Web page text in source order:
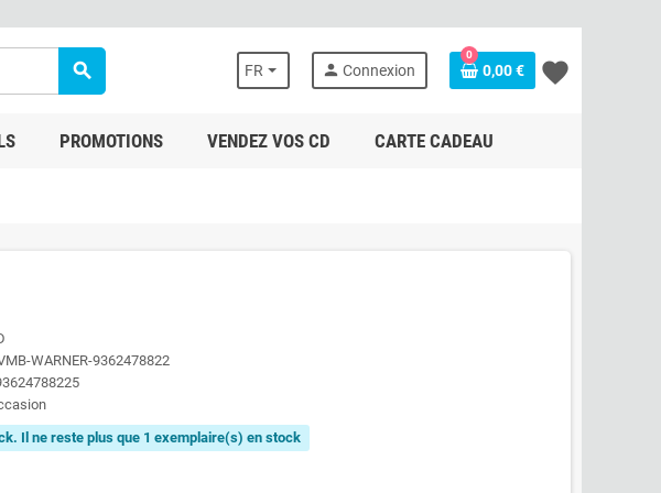
search FR person Connexion
0
0,00 € favorite
PROMOTIONS VENDEZ VOS CD CARTE CADEAU
WARNER-9362478822
Il ne reste plus que 1 exemplaire(s) en stock